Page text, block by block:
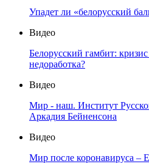
Упадет ли «белорусский
Видео
Белорусский гамбит:
недоработка?
Видео
Мир - наш. Институт
Аркадия Бейненсона
Видео
Мир после коронавируса –